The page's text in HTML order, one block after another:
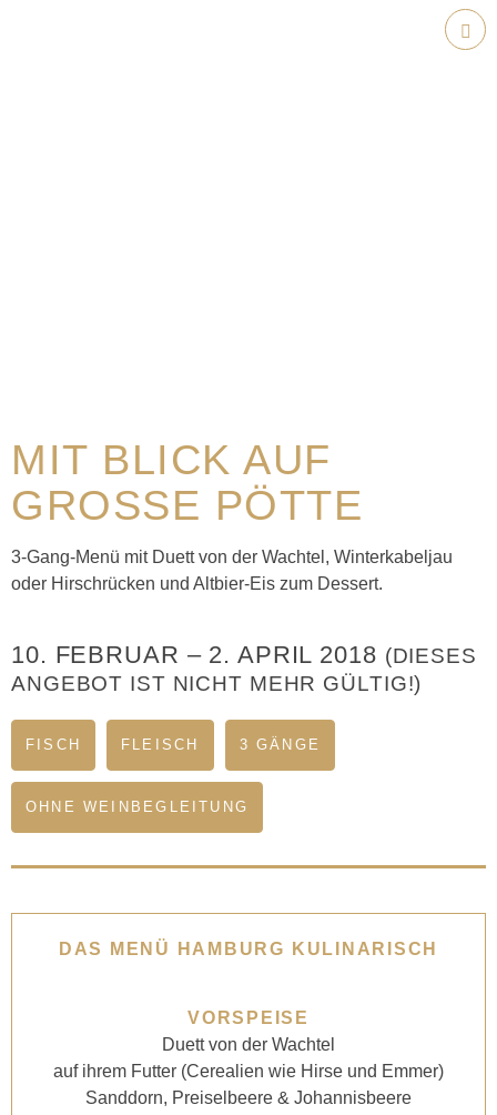
MIT BLICK AUF
GROSSE PÖTTE
3-Gang-Menü mit Duett von der Wachtel, Winterkabeljau
oder Hirschrücken und Altbier-Eis zum Dessert.
10. FEBRUAR – 2. APRIL 2018 (DIESES
ANGEBOT IST NICHT MEHR GÜLTIG!)
FISCH FLEISCH 3 GÄNGE
OHNE WEINBEGLEITUNG
DAS MENÜ HAMBURG KULINARISCH
VORSPEISE
Duett von der Wachtel
auf ihrem Futter (Cerealien wie Hirse und Emmer)
Sanddorn, Preiselbeere & Johannisbeere